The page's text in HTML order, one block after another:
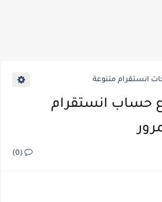
انستقرام متنوعة
حساب انستقرام
(0)